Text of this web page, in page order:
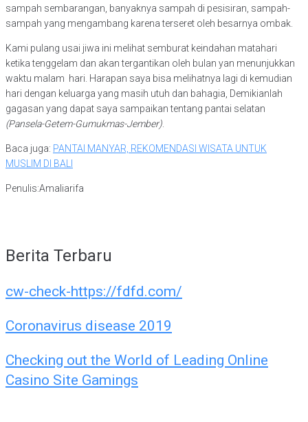
sampah sembarangan, banyaknya sampah di pesisiran, sampah-
sampah yang mengambang karena terseret oleh besarnya ombak.
Kami pulang usai jiwa ini melihat semburat keindahan matahari
ketika tenggelam dan akan tergantikan oleh bulan yan menunjukkan
waktu malam hari. Harapan saya bisa melihatnya lagi di kemudian
hari dengan keluarga yang masih utuh dan bahagia, Demikianlah
gagasan yang dapat saya sampaikan tentang pantai selatan
(Pansela-Getem-Gumukmas-Jember).
Baca juga: PANTAI MANYAR, REKOMENDASI WISATA UNTUK
MUSLIM DI BALI
Penulis:Amaliarifa
Berita Terbaru
cw-check-https://fdfd.com/
Coronavirus disease 2019
Checking out the World of Leading Online
Casino Site Gamings